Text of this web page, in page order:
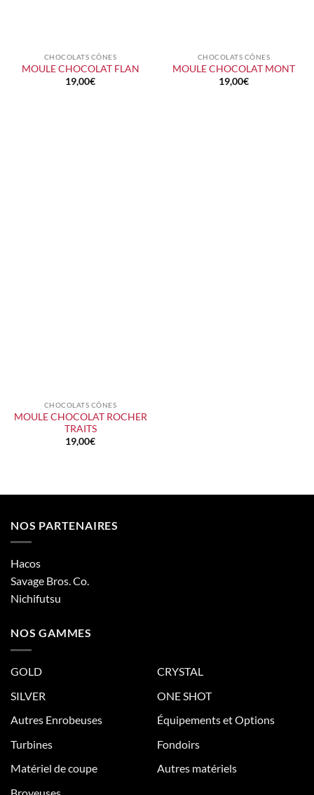
CHOCOLATS CÔNES
MOULE CHOCOLAT FLAN
19,00€
CHOCOLATS CÔNES
MOULE CHOCOLAT MONT
19,00€
CHOCOLATS CÔNES
MOULE CHOCOLAT ROCHER
TRAITS
19,00€
NOS PARTENAIRES
Hacos
Savage Bros. Co.
Nichifutsu
NOS GAMMES
GOLD
CRYSTAL
SILVER
ONE SHOT
Autres Enrobeuses
Équipements et Options
Turbines
Fondoirs
Matériel de coupe
Autres matériels